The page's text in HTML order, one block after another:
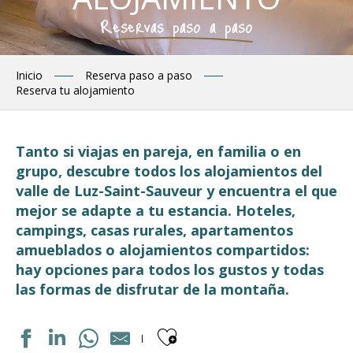
Reservas paso a paso
Inicio
Reserva paso a paso
Reserva tu alojamiento
Tanto si viajas en pareja, en familia o en
grupo, descubre todos los alojamientos del
valle de Luz-Saint-Sauveur y encuentra el que
mejor se adapte a tu estancia. Hoteles,
campings, casas rurales, apartamentos
amueblados o alojamientos compartidos:
hay opciones para todos los gustos y todas
las formas de disfrutar de la montaña.
Ajouter aux